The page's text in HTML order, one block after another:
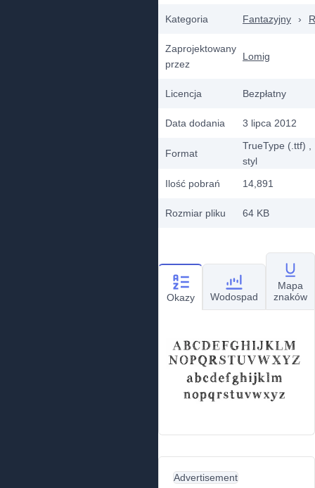
Kategoria Fantazyjny ›
Zaprojektowany
przez
Lomig
Licencja Bezpłatny
Data dodania 3 lipca 2012
Format
TrueType (.ttf)
styl
Ilość pobrań
14,891
Rozmiar pliku 64 KB
Okazy Wodospad
Mapa
znaków
Advertisement